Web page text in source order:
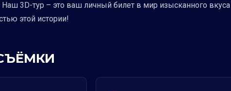
3D-тур – это ваш личный билет в мир изысканного
этой истории!